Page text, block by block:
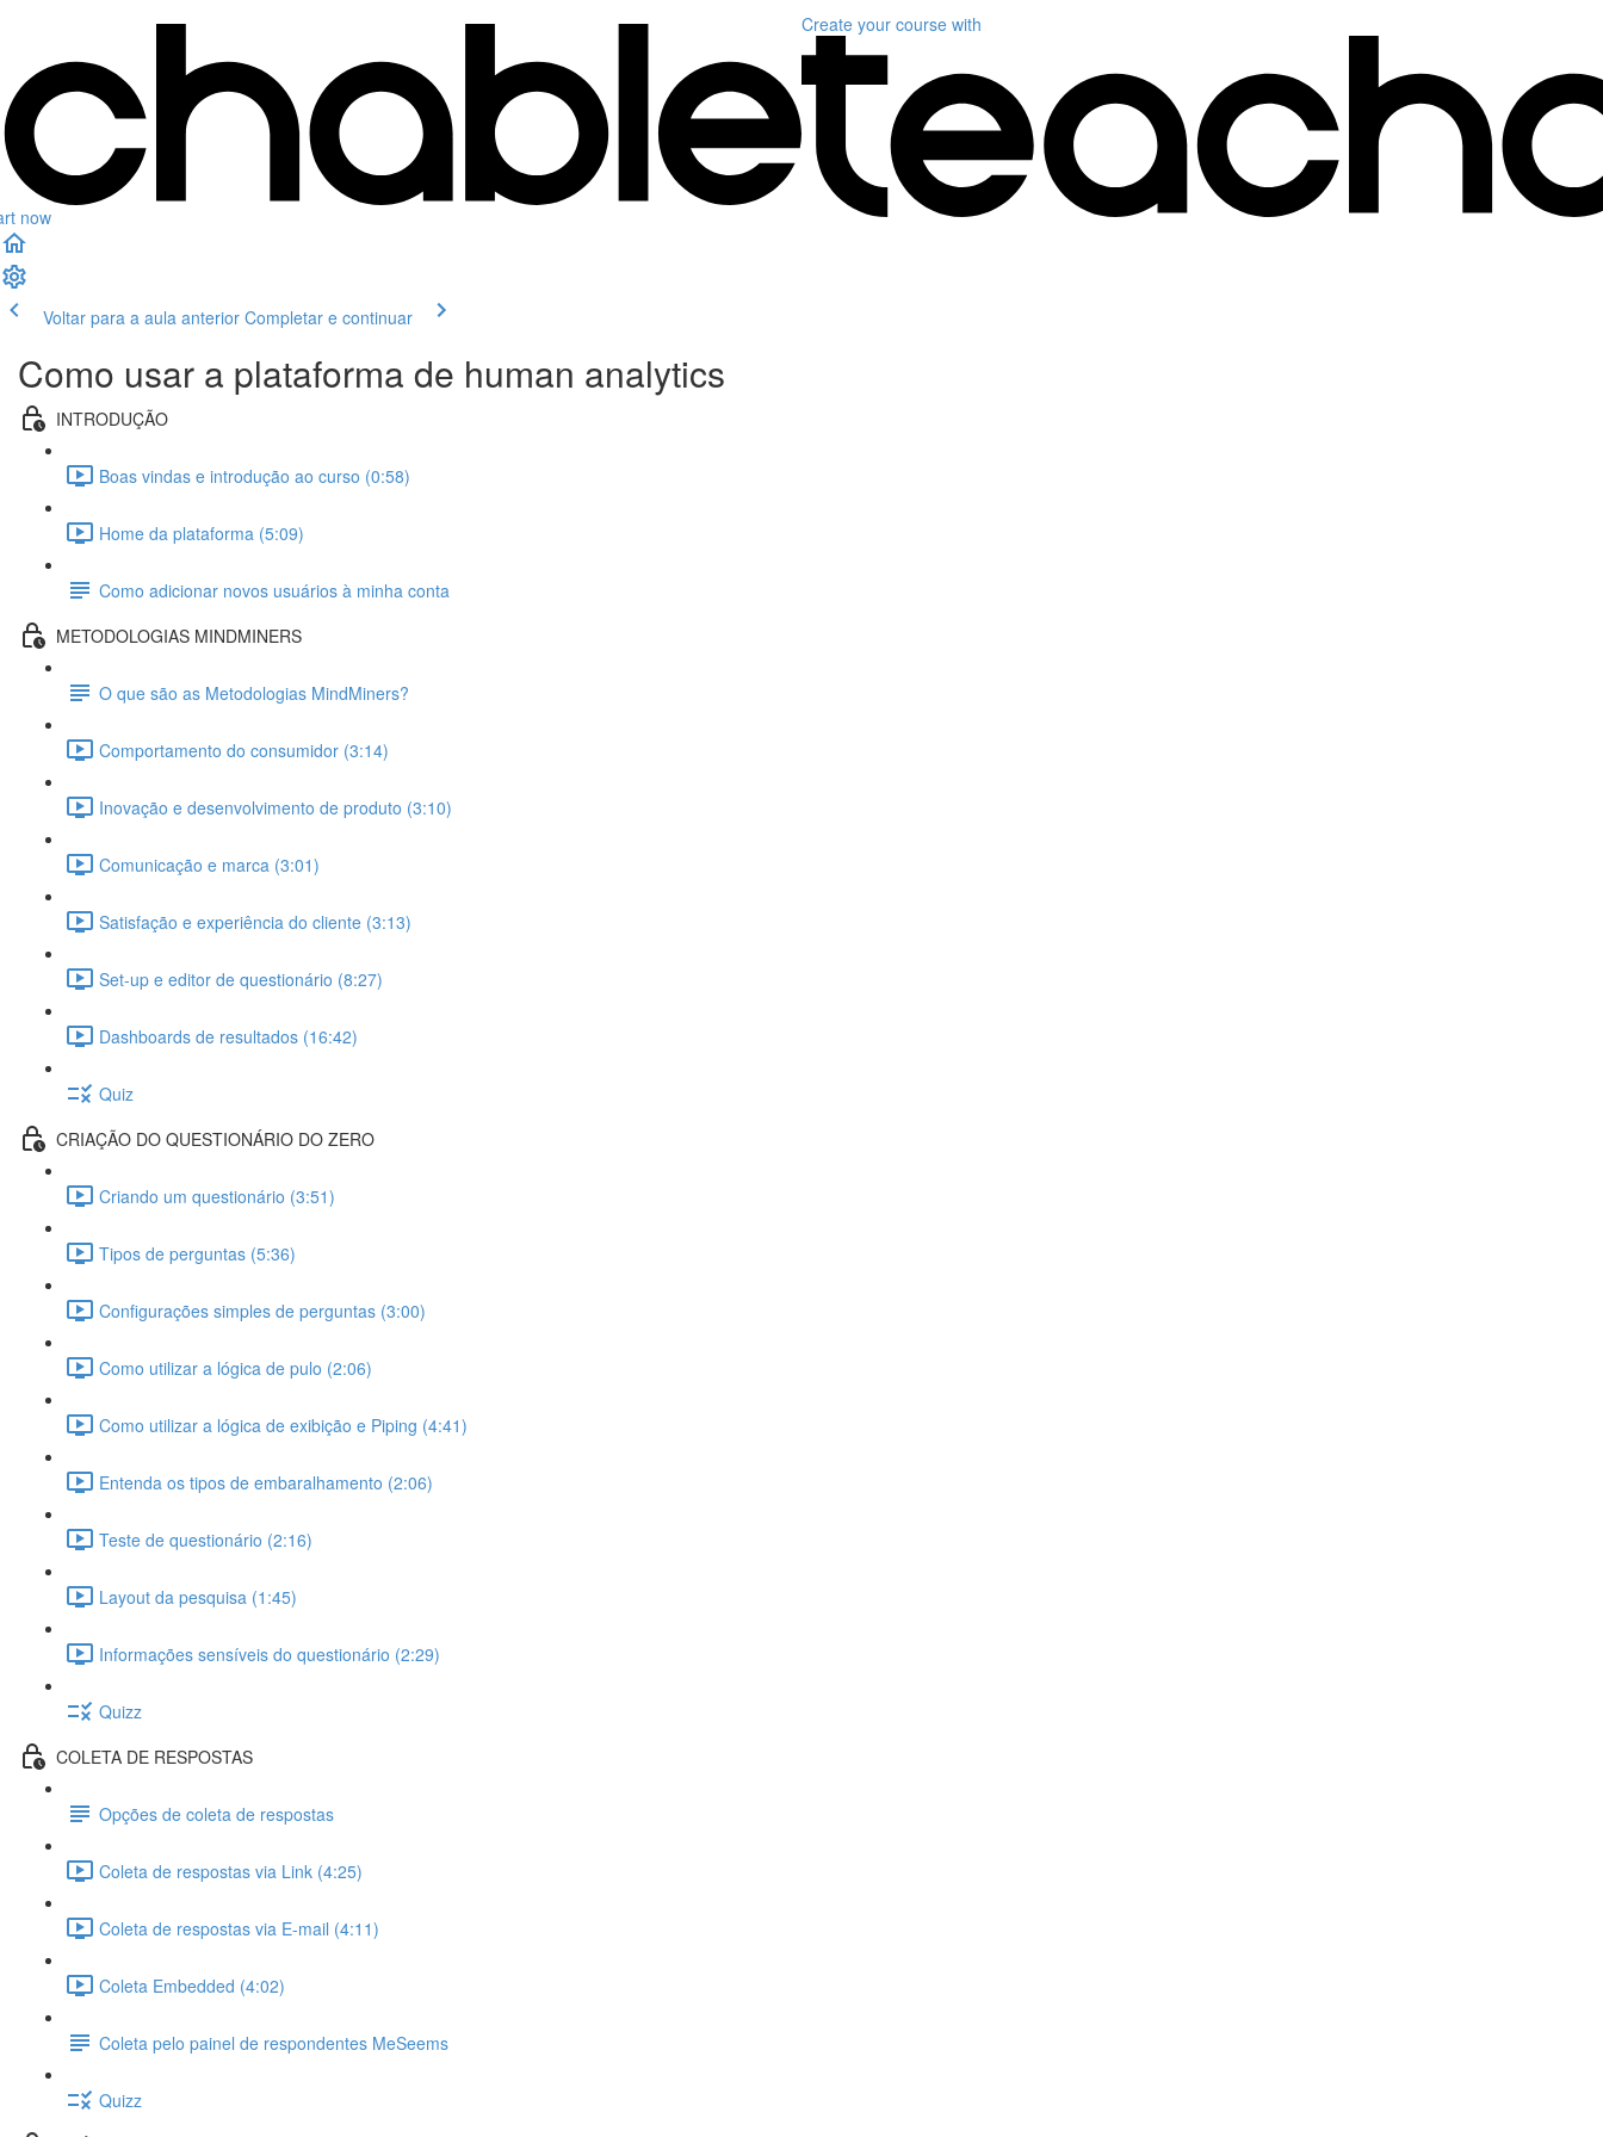
now
Create your course with
Voltar para a aula anterior Completar e continuar
Como usar a plataforma de human analytics
INTRODUÇÃO
Boas vindas e introdução ao curso (0:58)
Home da plataforma (5:09)
Como adicionar novos usuários à minha conta
METODOLOGIAS MINDMINERS
O que são as Metodologias MindMiners?
Comportamento do consumidor (3:14)
Inovação e desenvolvimento de produto (3:10)
Comunicação e marca (3:01)
Satisfação e experiência do cliente (3:13)
Set-up e editor de questionário (8:27)
Dashboards de resultados (16:42)
Quiz
CRIAÇÃO DO QUESTIONÁRIO DO ZERO
Criando um questionário (3:51)
Tipos de perguntas (5:36)
Configurações simples de perguntas (3:00)
Como utilizar a lógica de pulo (2:06)
Como utilizar a lógica de exibição e Piping (4:41)
Entenda os tipos de embaralhamento (2:06)
Teste de questionário (2:16)
Layout da pesquisa (1:45)
Informações sensíveis do questionário (2:29)
Quizz
COLETA DE RESPOSTAS
Opções de coleta de respostas
Coleta de respostas via Link (4:25)
Coleta de respostas via E-mail (4:11)
Coleta Embedded (4:02)
Coleta pelo painel de respondentes MeSeems
Quizz